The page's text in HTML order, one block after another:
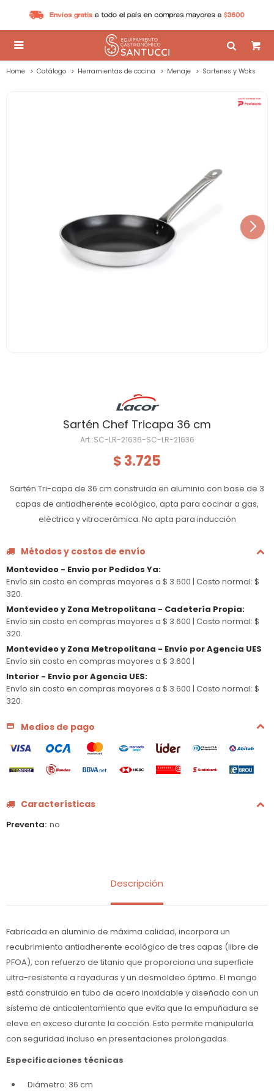

Home Catálogo Herramientas de cocina Menaje Sartenes y Woks
Sartén Chef Tricapa 36 cm
SC-LR-21636-SC-LR-21636
$ 3.725
Sartén Tri-capa de 36 cm construida en aluminio con base de 3
capas de antiadherente ecológico, apta para cocinar a gas,
eléctrica y vitrocerámica. No apta para inducción
Métodos y costos de envío
Montevideo - Envio por Pedidos Ya:
Envío sin costo en compras mayores a $ 3.600 | Costo normal: $
320.
Montevideo y Zona Metropolitana - Cadetería Propia:
Envío sin costo en compras mayores a $ 3.600 | Costo normal: $
320.
Montevideo y Zona Metropolitana - Envío por Agencia UES
Envío sin costo en compras mayores a $ 3.600 |
Interior - Envío por Agencia UES:
Envío sin costo en compras mayores a $ 3.600 | Costo normal: $
320.
Medios de pago
Características
Preventa no
Descripción
Fabricada en aluminio de máxima calidad, incorpora un
recubrimiento antiadherente ecológico de tres capas (libre de
PFOA), con refuerzo de titanio que proporciona una superficie
ultra-resistente a rayaduras y un desmoldeo óptimo. El mango
está construido en tubo de acero inoxidable y diseñado con un
sistema de anticalentamiento que evita que la empuñadura se
eleve en exceso durante la cocción. Esto permite manipularla
con seguridad incluso en presentaciones prolongadas.
Especificaciones técnicas
Diámetro: 36 cm